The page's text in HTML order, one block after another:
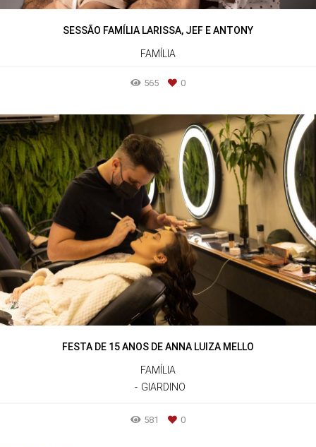
SESSÃO FAMÍLIA LARISSA, JEF E ANTONY
FAMÍLIA
565 0
FESTA DE 15 ANOS DE ANNA LUIZA MELLO
FAMÍLIA
GIARDINO
581 0